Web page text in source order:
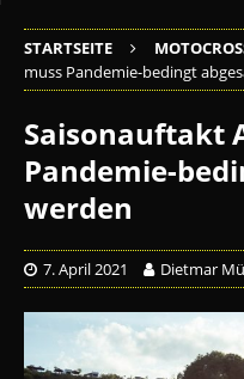
STARTSEITE
muss Pandemie-bedingt
Saisonauftakt
Pandemie-
werden
7. April 2021 Dietmar